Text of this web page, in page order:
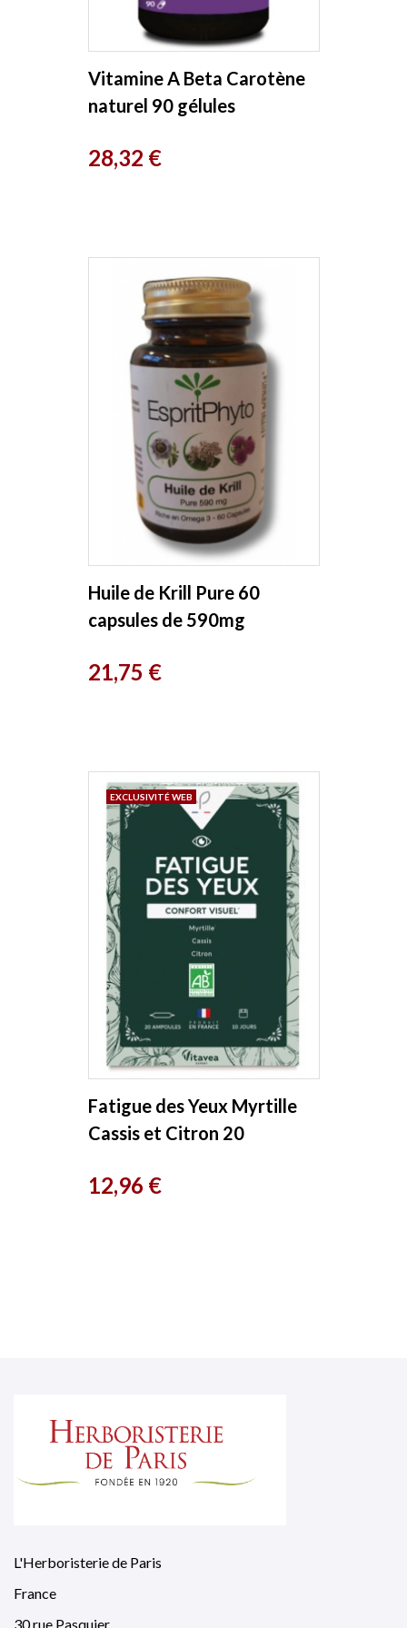
Vitamine A Beta Carotène
naturel 90 gélules
Prix
28,32 €
Huile de Krill Pure 60
capsules de 590mg
Prix
21,75 €
Fatigue des Yeux Myrtille
Cassis et Citron 20
Conseils
Prix
12,96 €
EXCLUSIVITÉ WEB
L'Herboristerie de Paris
France
30 rue Pasquier